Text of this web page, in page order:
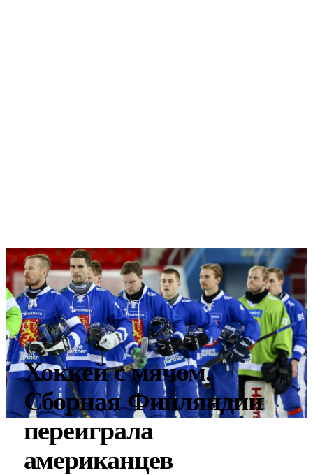
Хоккей с мячом.
Сборная Финляндии
переиграла
американцев